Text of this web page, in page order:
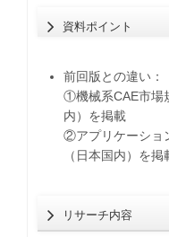
資料ポイント
前回版との違い：
①機械系CAE市場
内）を掲載
②アプリケーショ
（日本国内）を掲
リサーチ内容